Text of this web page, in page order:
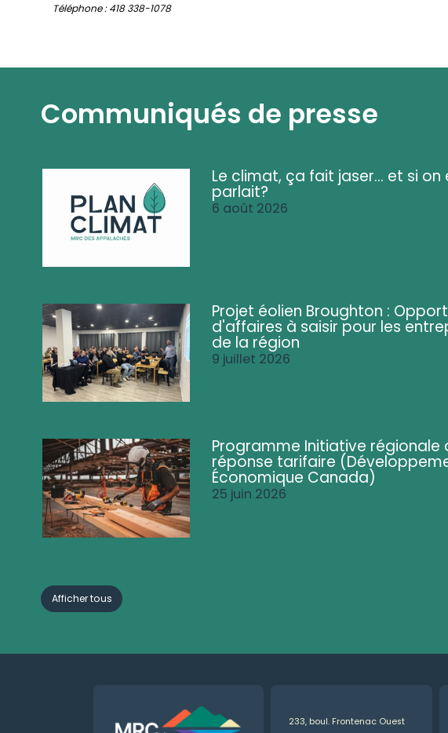
Téléphone : 418 338-1078
Communiqués de presse
Le climat, ça fait jaser... et si on
parlait?
6 août 2026
Projet éolien Broughton :
d'affaires à saisir pour les
de la région
9 juillet 2026
Programme Initiative régionale
réponse tarifaire
Économique Canada)
25 juin 2026
Afficher tous
233, boul. Frontenac Ouest